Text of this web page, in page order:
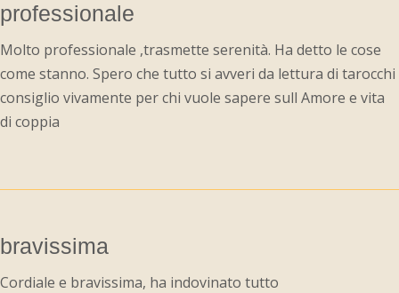
professionale
Molto professionale ,trasmette serenità. Ha detto le cose
come stanno. Spero che tutto si avveri da lettura di tarocchi
consiglio vivamente per chi vuole sapere sull Amore e vita
di coppia
bravissima
Cordiale e bravissima, ha indovinato tutto